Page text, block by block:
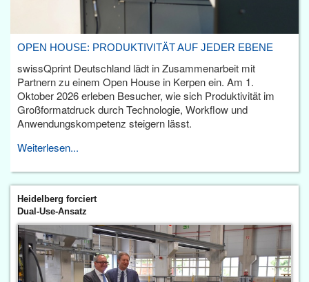
OPEN HOUSE: PRODUKTIVITÄT AUF JEDER EBENE
swissQprint Deutschland lädt in Zusammenarbeit mit
Partnern zu einem Open House in Kerpen ein. Am 1.
Oktober 2026 erleben Besucher, wie sich Produktivität im
Großformatdruck durch Technologie, Workflow und
Anwendungskompetenz steigern lässt.
Weiterlesen...
Heidelberg forciert
Dual-Use-Ansatz